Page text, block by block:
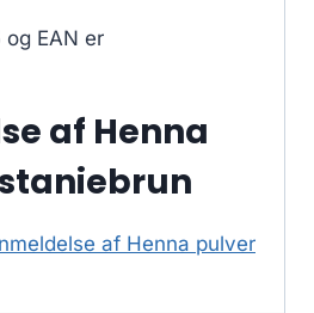
og EAN er
af Henna
af Henna pulver